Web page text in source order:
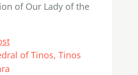
of Our Lady of the
of Tinos Tinos